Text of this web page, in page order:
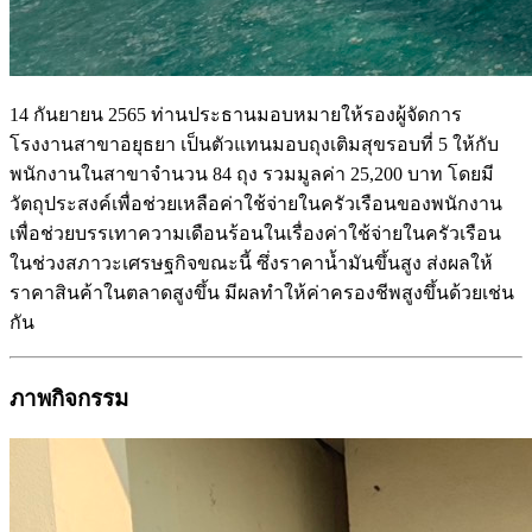
14 กันยายน 2565 ท่านประธานมอบหมายให้รองผู้จัดการ
โรงงานสาขาอยุธยา เป็นตัวแทนมอบถุงเติมสุขรอบที่ 5 ให้กับ
พนักงานในสาขาจำนวน 84 ถุง รวมมูลค่า 25,200 บาท โดยมี
วัตถุประสงค์เพื่อช่วยเหลือค่าใช้จ่ายในครัวเรือนของพนักงาน
เพื่อช่วยบรรเทาความเดือนร้อนในเรื่องค่าใช้จ่ายในครัวเรือน
ในช่วงสภาวะเศรษฐกิจขณะนี้ ซึ่งราคาน้ำมันขึ้นสูง ส่งผลให้
ราคาสินค้าในตลาดสูงขึ้น มีผลทำให้ค่าครองชีพสูงขึ้นด้วยเช่น
กัน
ภาพกิจกรรม